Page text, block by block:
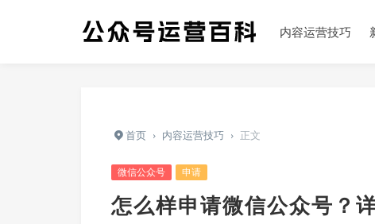
内容运营技巧
首页 › 内容运营技巧 › 正文
微信公众号 申请
怎么样申请微信公众号？